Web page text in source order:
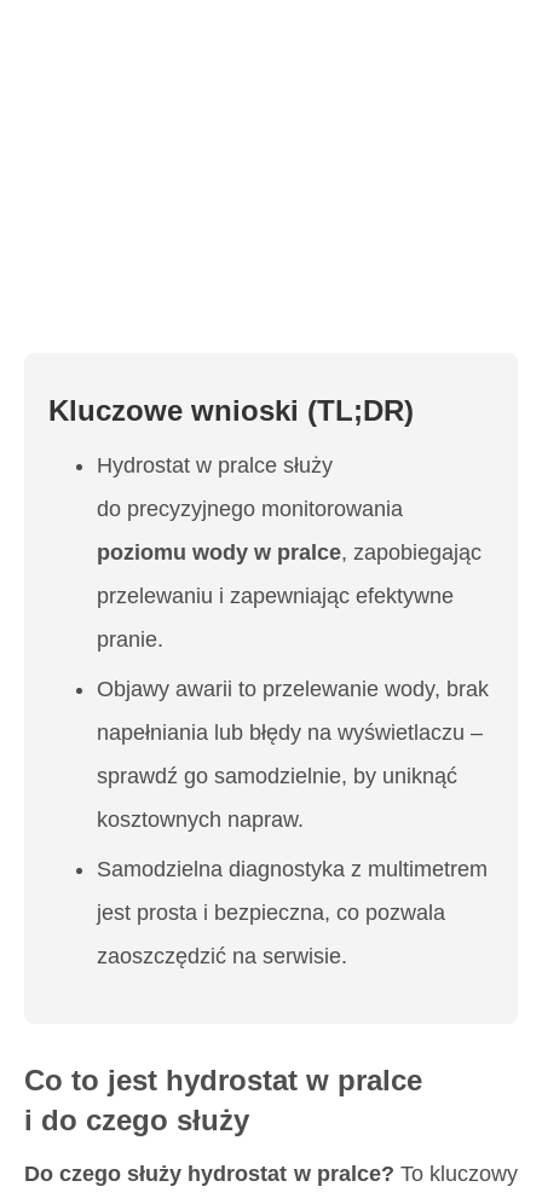
Kluczowe wnioski (TL;DR)
Hydrostat w pralce służy
do precyzyjnego monitorowania
poziomu wody w pralce, zapobiegając
przelewaniu i zapewniając efektywne
pranie.
Objawy awarii to przelewanie wody, brak
napełniania lub błędy na wyświetlaczu –
sprawdź go samodzielnie, by uniknąć
kosztownych napraw.
Samodzielna diagnostyka z multimetrem
jest prosta i bezpieczna, co pozwala
zaoszczędzić na serwisie.
Co to jest hydrostat w pralce
i do czego służy
Do czego służy hydrostat w pralce? To kluczowy